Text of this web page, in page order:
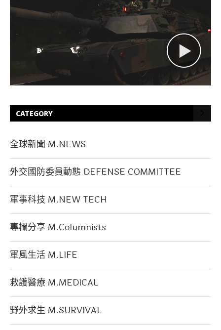
CATEGORY
全球新聞 M.NEWS
外交國防委員動態 DEFENSE COMMITTEE
軍事科技 M.NEW TECH
專欄分享 M.Columnists
軍風生活 M.LIFE
救護醫療 M.MEDICAL
野外求生 M.SURVIVAL